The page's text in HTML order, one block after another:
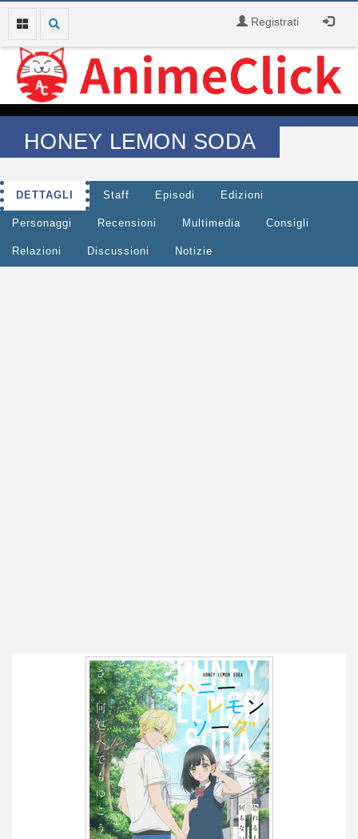
Registrati
HONEY LEMON SODA
DETTAGLI Staff Episodi Edizioni
Personaggi Recensioni Multimedia Consigli
Relazioni Discussioni Notizie